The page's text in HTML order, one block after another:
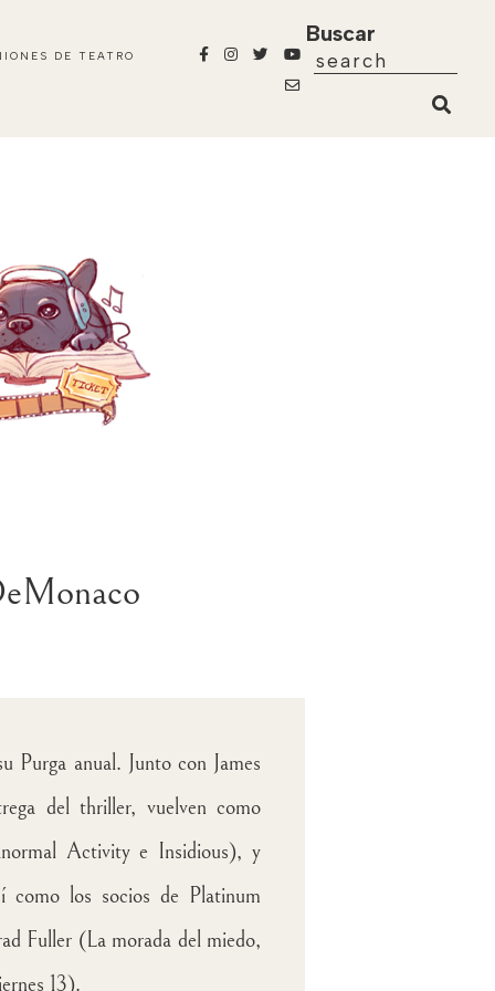
DE TEATRO
Buscar
Purga anual. Junto con James
del thriller, vuelven como
Activity e Insidious), y
los socios de Platinum
Fuller (La morada del miedo,
13).